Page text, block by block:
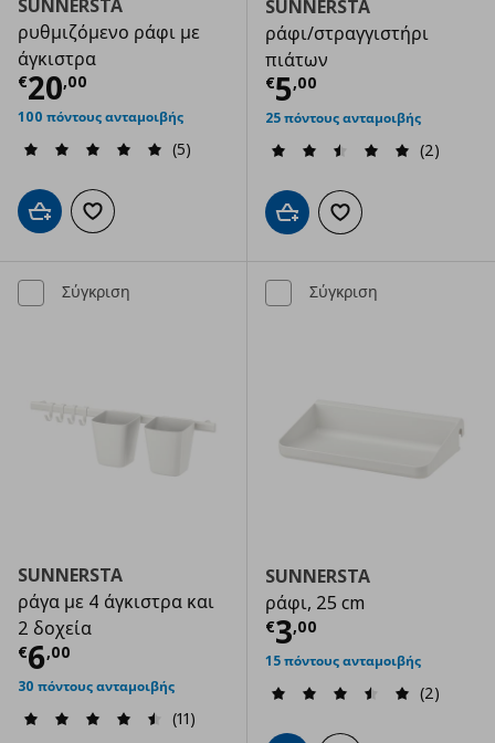
SUNNERSTA
ρυθμιζόμενο ράφι με
άγκιστρα
€20,00
Τρέχουσα τιμή € 20,00
100 πόντους ανταμοιβής
(5)
Προσθήκη στο καλάθι
Προσθήκη στα αγαπημένα
SUNNERSTA
ράφι/στραγγιστήρι
πιάτων
€5,00
Τρέχουσα
25 πόντους ανταμοιβής
(2)
Προσθήκη στο καλάθι
Προσθήκη στα
Σύγκριση
SUNNERSTA
ράγα με 4 άγκιστρα και
2 δοχεία
€6,00
Τρέχουσα τιμή € 6,00
30 πόντους ανταμοιβής
(11)
Σύγκριση
SUNNERSTA
ράφι, 25 cm
€3,00
Τρέχουσα
15 πόντους ανταμοιβής
(2)